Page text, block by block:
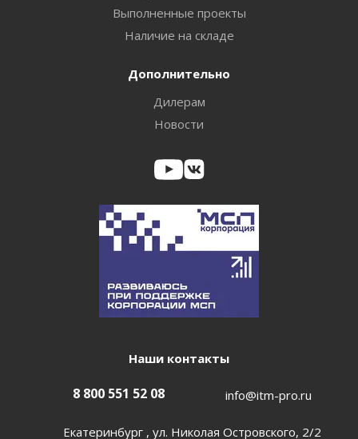
Выполненные проекты
Наличие на складе
Дополнительно
Дилерам
Новости
Наши контакты
8 800 551 52 08 info@itm-pro.ru
Екатеринбург , ул. Николая Островского, 2/2